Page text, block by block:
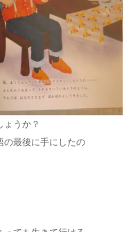
ょうか？
の最後に手にしたの